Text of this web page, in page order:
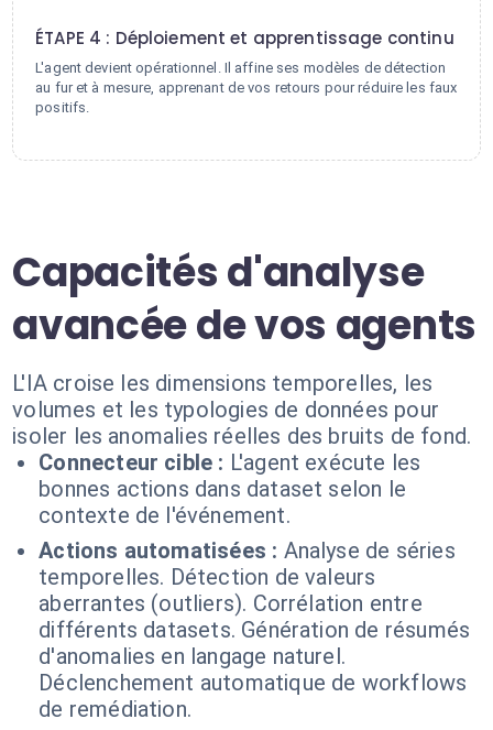
ÉTAPE 4 : Déploiement et apprentissage continu
L'agent devient opérationnel. Il affine ses modèles de détection
au fur et à mesure, apprenant de vos retours pour réduire les faux
positifs.
Capacités d'analyse
avancée de vos agents
L'IA croise les dimensions temporelles, les
volumes et les typologies de données pour
isoler les anomalies réelles des bruits de fond.
Connecteur cible : L'agent exécute les
bonnes actions dans dataset selon le
contexte de l'événement.
Actions automatisées : Analyse de séries
temporelles. Détection de valeurs
aberrantes (outliers). Corrélation entre
différents datasets. Génération de résumés
d'anomalies en langage naturel.
Déclenchement automatique de workflows
de remédiation.